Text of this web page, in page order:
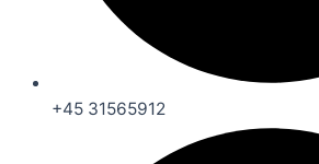
+45 31565912